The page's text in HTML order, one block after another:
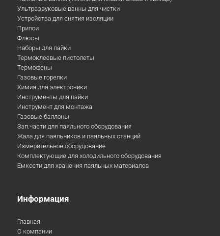
Ультразвуковые ванны для чистки
Устройства для снятия изоляции
Припои
Флюсы
Наборы для пайки
Термоклеевые пистолеты
Термофены
Газовые горелки
Химия для электроники
Инструменты для пайки
Инструмент для монтажа
Газовые баллоны
Зап.части для паяльного оборудования
Жала для паяльников и паяльных станций
Измерительное оборудование
Комплектующие для холодильного оборудования
Емкости для хранения паяльных материалов
Информация
Главная
О компании